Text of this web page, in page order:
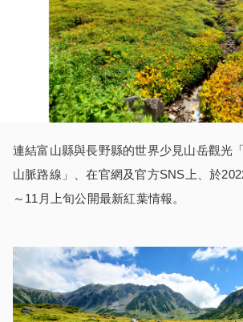
連結富山縣與長野縣的世界少見山岳觀光
山脈路線」、在官網及官方SNS上、於
～11月上旬公開最新紅葉情報。